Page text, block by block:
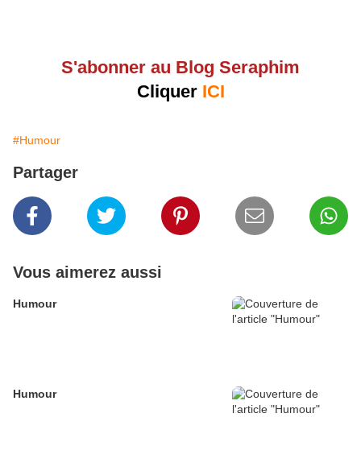
S'abonner au Blog Seraphim
Cliquer ICI
#Humour
Partager
Vous aimerez aussi
Humour
Humour